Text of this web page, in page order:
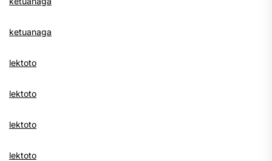
ketuanaga
lektoto
lektoto
lektoto
lektoto